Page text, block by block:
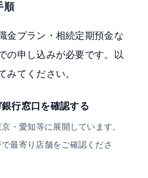
順
金プラン・相続定期預金な
の申し込みが必要です。以
みてください。
行窓口を確認する
・愛知等に展開しています。
で最寄り店舗をご確認くださ